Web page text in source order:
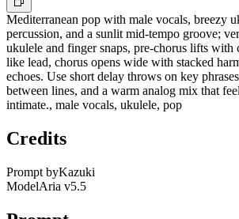
Mediterranean pop with male vocals, breezy
percussion, and a sunlit mid-tempo groove;
ukulele and finger snaps, pre-chorus lifts with
like lead, chorus opens wide with stacked
echoes. Use short delay throws on key
between lines, and a warm analog mix that
intimate., male vocals, ukulele, pop
Credits
Prompt byKazuki
ModelAria v5.5